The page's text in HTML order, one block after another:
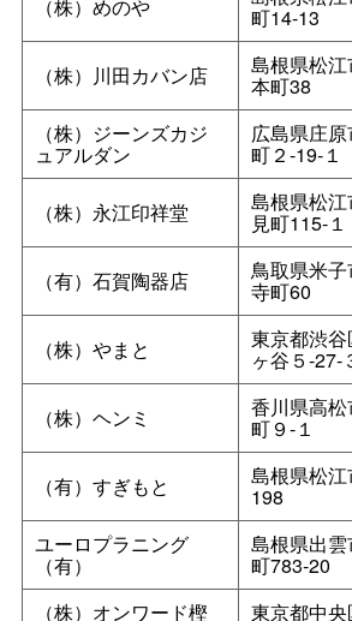
（株）めのや 町14‐13
（株）川田カバン店 島根県松
本町38
（株）ジーンズカジ
ュアルダン
広島県庄
町２‐19‐１
（株）永江印祥堂 島根県松
見町115‐１
（有）石賀陶器店 鳥取県米
寺町60
（株）やまと 東京都渋
ヶ谷５‐27‐
（株）ヘンミ 香川県高松
町９‐１
（有）すぎもと 島根県松
198
ユーロプラニング
（有）
島根県出
町783‐20
（株）オンワード樫 東京都中